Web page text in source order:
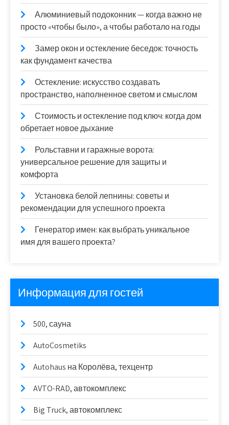
Алюминиевый подоконник — когда важно не
просто «чтобы было», а чтобы работало на годы
Замер окон и остекление беседок: точность
как фундамент качества
Остекление: искусство создавать
пространство, наполненное светом и смыслом
Стоимость и остекление под ключ: когда дом
обретает новое дыхание
Рольставни и гаражные ворота:
универсальное решение для защиты и
комфорта
Установка белой лепнины: советы и
рекомендации для успешного проекта
Генератор имен: как выбрать уникальное
имя для вашего проекта?
Информация для гостей
500, сауна
AutoCosmetiks
Autohaus на Королёва, техцентр
AVTO-RAD, автокомплекс
Big Truck, автокомплекс